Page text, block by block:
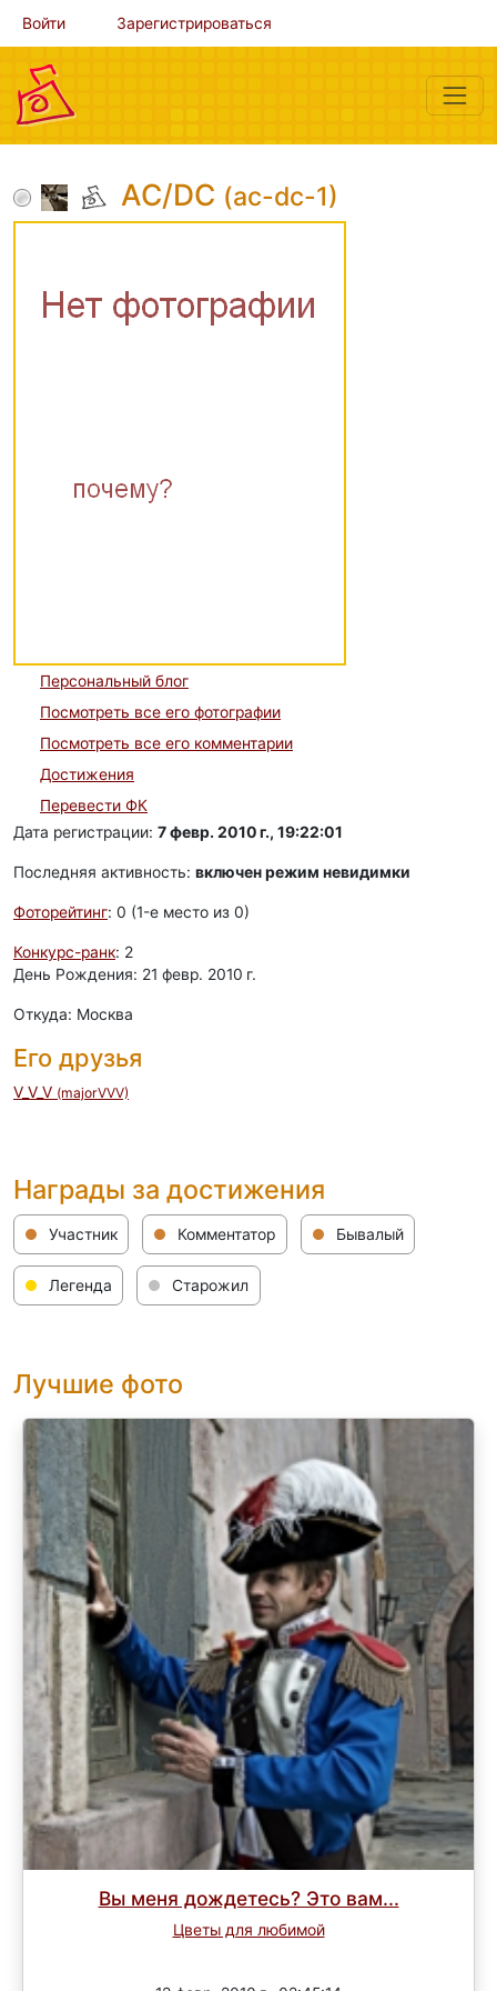
Войти Зарегистрироваться
AC/DC (ac-dc-1)
Персональный блог
Посмотреть все его фотографии
Посмотреть все его комментарии
Достижения
Перевести ФК
Дата регистрации: 7 февр. 2010 г., 19:22:01
Последняя активность: включен режим невидимки
Фоторейтинг: 0 (1-e место из 0)
Конкурс-ранк: 2
День Рождения: 21 февр. 2010 г.
Откуда: Москва
Его друзья
V_V_V (majorVVV)
Награды за достижения
Участник Комментатор Бывалый
Легенда Старожил
Лучшие фото
Вы меня дождетесь? Это вам...
Цветы для любимой